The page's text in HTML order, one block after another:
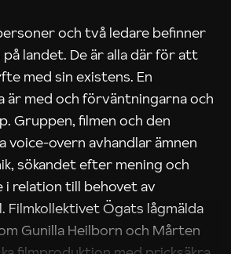
och två ledare befinner
landet. De är alla där för att
med sin existens. En
är med och förväntningarna och
Gruppen, filmen och den
voice-overn avhandlar ämnen
sökandet efter mening och
i relation till behovet av
Filmkollektivet Ögats lågmälda
Gunilla Heilborn och Mårten